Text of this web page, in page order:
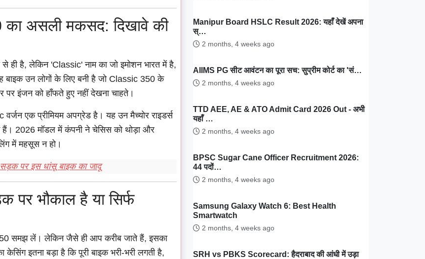
असली मकसद: दिखावे की
ही है, लेकिन 'Classic' नाम का जो इमोशन भारत में है,
उन लोगों के लिए बनी है जो Classic 350 के
पर इंजन को हाँफते हुए नहीं देखना चाहते।
एक प्रीमियम अपग्रेड है। यह उन मैच्योर राइडर्स
हैं। 2026 मॉडल में कंपनी ने चेसिस को थोड़ा और
में महसूस न हो।
पर इस धांसू बाइक का जादू
भौकाल है या सिर्फ
समझ लें। लेकिन जैसे ही आप करीब जाते हैं, इसका
इतना बड़ा है कि पूरी बाइक भरी-भरी लगती है,
Manipur Board HSLC Result 2026: यहाँ देखें अपना
स्…
2 months, 4 weeks ago
AIIMS PG सीट आवंटन का पूरा सच: सुप्रीम कोर्ट का 'सं…
2 months, 4 weeks ago
TTD AEE, AE & ATO Admit Card 2026 Out - अभी
यहाँ …
2 months, 4 weeks ago
BPSC Sugar Cane Officer Recruitment 2026:
44 पदों…
2 months, 4 weeks ago
Samsung Galaxy Watch 6: Best Health
Smartwatch
2 months, 4 weeks ago
SRH vs PBKS Scorecard: हैदराबाद की आंधी में उड़ा